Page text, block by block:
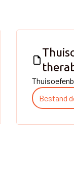
Bestand